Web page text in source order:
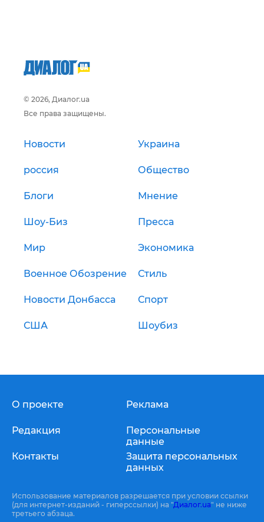
© 2026, Диалог.ua
Все права защищены.
Новости Украина
россия Общество
Блоги Мнение
Шоу-Биз Пресса
Мир Экономика
Военное Обозрение Стиль
Новости Донбасса Спорт
США Шоубиз
О проекте
Редакция
Контакты
Реклама
Персональные
данные
Защита персональных
данных
Использование материалов разрешается при условии ссылки
(для интернет-изданий - гиперссылки) на "Диалог.ua" не ниже
третьего абзаца.